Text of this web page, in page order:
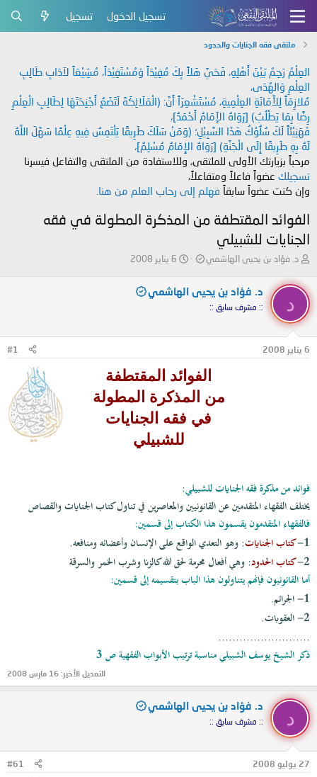
تسجيل الدخول تسجيل
ملتقى فقه الجنايات والحدود
العِلْمُ رَحِمٌ بَيْنَ أَهْلِهِ، فَحَيَّ هَلاً بِكَ مُفِيْدَاً وَمُسْتَفِيْدَاً، مُشِيْعَاً لآدَابِ طَالِبِ
العِلْمِ وَالهُدَى،
مُلازِمَاً لِلأَمَانَةِ العِلْمِيةِ، مُسْتَشْعِرَاً أَنَّ: (الْمَلَائِكَةَ لَتَضَعُ أَجْنِحَتَهَا لِطَالِبِ الْعِلْمِ
رِضًا بِمَا يَطْلُبُ) [رَوَاهُ الإَمَامُ أَحْمَدُ]،
فَهَنِيْئَاً لَكَ سُلُوْكُ هَذَا السَّبِيْلِ؛ (وَمَنْ سَلَكَ طَرِيقًا يَلْتَمِسُ فِيهِ عِلْمًا سَهَّلَ اللَّهُ
لَهُ بِهِ طَرِيقًا إِلَى الْجَنَّةِ) [رَوَاهُ الإِمَامُ مُسْلِمٌ]،
مرحباً بزيارتك الأولى للملتقى، وللاستفادة من الملتقى والتفاعل فيسرنا
تسجيلك عضواً فاعلاً ومتفاعلاً،
وإن كنت عضواً سابقاً فهلم إلى رحاب العلم من هنا.
الفوائد المقتطفة من المذكرة المطولة في فقه
الجنايات للشبيلي
ب
د
ل
م
و
ض
د. فؤاد بن يحيى الهاشمي
ت
ي
ل
د
ء
6 يناير 2008
د
د. فؤاد بن يحيى الهاشمي
:: مشرف سابق ::
6 يناير 2008 #1
الفوائد المقتطفة
من المذكرة المطولة
في فقه الجنايات
للشبيلي
فوائد من مذكرة فقه الجنايات للشبيلي:
يختلف الفقهاء المتقدمين عن القانونيين والمعاصرين في تناول كتاب الجنايات والقصاص
فالفقهاء المتقدمون يقسمون هذا الكتاب إلى قسمين:
1- كتاب الجنايات: وهو التعدي الواقع على الإنسان وأعضائه ومنافعه.
2- كتاب الحدود: وهي أفعال محرمة لحق الله كالزنا وشرب الخمر والسرقة
أما القانونيون فإنهم يتناولون هذا الباب بتقسيمه إلى قسمين:
1- الجرائم.
2- العقوبات.
..........................
ذكر الشيخ يوسف الشبيلي مناسبة ترتيب الأبواب الفقهية ص 3
التعديل الأخير: 16 مارس 2008
د
د. فؤاد بن يحيى الهاشمي
:: مشرف سابق ::
27 يوليو 2008 #61